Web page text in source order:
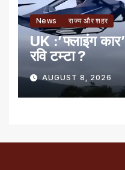
News राज्य और शहर
UK :’फ्लाइंग
रवि टम्टा ?
AUGUST 8, 2026